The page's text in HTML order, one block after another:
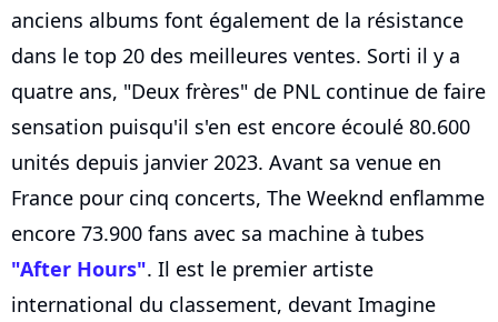
anciens albums font également de la résistance
dans le top 20 des meilleures ventes. Sorti il y a
quatre ans, "Deux frères" de PNL continue de faire
sensation puisqu'il s'en est encore écoulé 80.600
unités depuis janvier 2023. Avant sa venue en
France pour cinq concerts, The Weeknd enflamme
encore 73.900 fans avec sa machine à tubes
"After Hours". Il est le premier artiste
international du classement, devant Imagine